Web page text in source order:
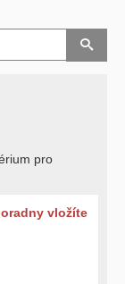
pro
vložíte